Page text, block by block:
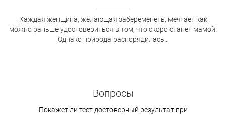
Каждая женщина, желающая забеременеть, мечтает как
можно раньше удостовериться в том, что скоро станет мамой.
Однако природа распорядилась…
Вопросы
Покажет ли тест достоверный результат при